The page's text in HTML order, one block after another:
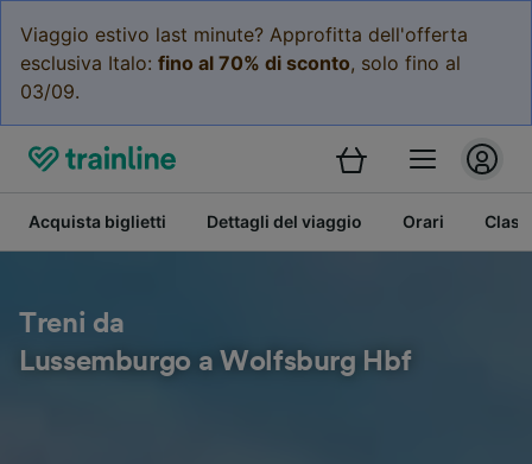
Viaggio estivo last minute? Approfitta dell'offerta
esclusiva Italo: fino al 70% di sconto, solo fino al
03/09.
Acquista biglietti Dettagli del viaggio Orari
Treni da
Lussemburgo a Wolfsburg Hbf